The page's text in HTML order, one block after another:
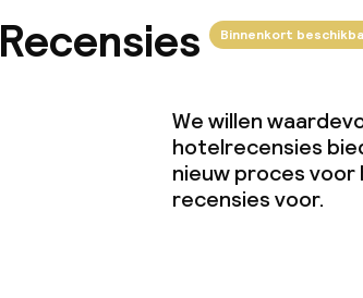
Recensies Binnenkort
We willen
hotelrecensies
nieuw proces
recensies voor.